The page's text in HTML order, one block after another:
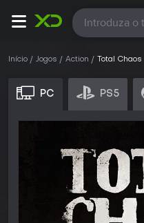
Todas
Início Jogos Action Total Chaos
PC PS5